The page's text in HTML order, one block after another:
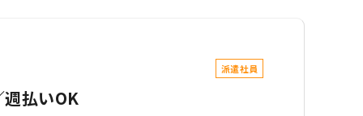
派遣社員
払いOK